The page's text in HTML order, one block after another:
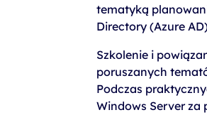
tematyką
Directory (Azure
Szkolenie i
poruszanych
Podczas
Windows Server za